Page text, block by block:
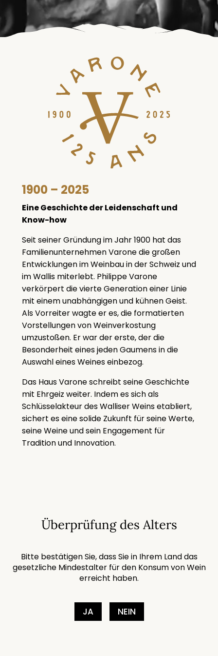
1900 – 2025
Eine Geschichte der Leidenschaft und
Know-how
Seit seiner Gründung im Jahr 1900 hat das
Familienunternehmen Varone die großen
Entwicklungen im Weinbau in der Schweiz und
im Wallis miterlebt. Philippe Varone
verkörpert die vierte Generation einer Linie
mit einem unabhängigen und kühnen Geist.
Als Vorreiter wagte er es, die formatierten
Vorstellungen von Weinverkostung
umzustoßen. Er war der erste, der die
Besonderheit eines jeden Gaumens in die
Auswahl eines Weines einbezog.
Das Haus Varone schreibt seine Geschichte
mit Ehrgeiz weiter. Indem es sich als
Schlüsselakteur des Walliser Weins etabliert,
sichert es eine solide Zukunft für seine Werte,
seine Weine und sein Engagement für
Tradition und Innovation.
Überprüfung des Alters
Bitte bestätigen Sie, dass Sie in Ihrem Land das
gesetzliche Mindestalter für den Konsum von Wein
erreicht haben.
JA NEIN